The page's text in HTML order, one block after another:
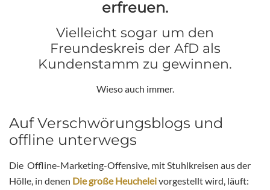
erfreuen.
Vielleicht sogar um den
Freundeskreis der AfD als
Kundenstamm zu gewinnen.
Wieso auch immer.
Auf Verschwörungsblogs und
offline unterwegs
Die Offline-Marketing-Offensive, mit Stuhlkreisen aus der
Hölle, in denen Die große Heucheleivorgestellt wird, läuft: